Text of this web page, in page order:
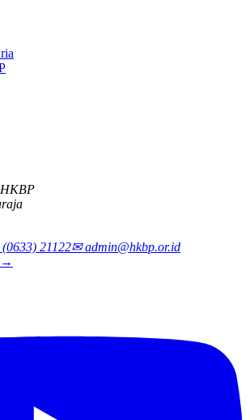
21122✉ admin@hkbp.or.id
→